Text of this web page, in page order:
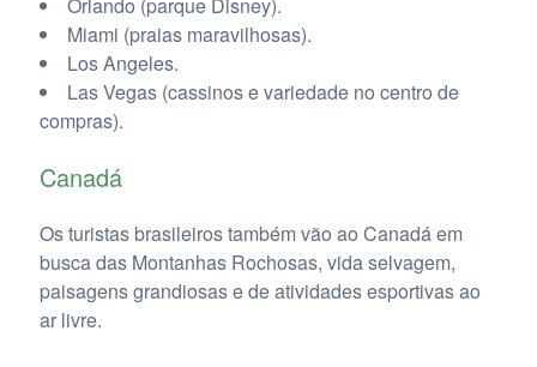
Miami (praias maravilhosas).
Los Angeles.
Las Vegas (cassinos e variedade no centro de
compras).
Canadá
Os turistas brasileiros também vão ao Canadá em
busca das Montanhas Rochosas, vida selvagem,
paisagens grandiosas e de atividades esportivas ao
ar livre.